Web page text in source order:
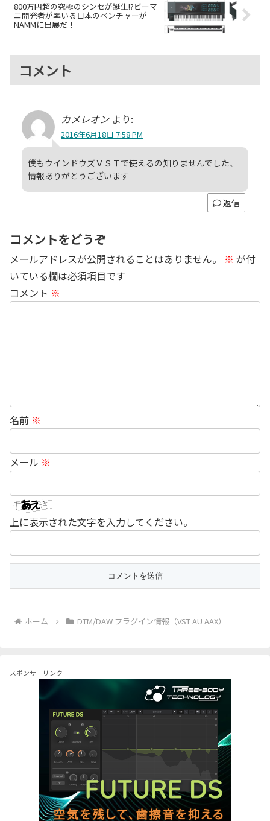
800万円超の究極のシンセが誕生!?ビーマ
ニ開発者が率いる日本のベンチャーが
NAMMに出展だ！
コメント
カメレオン より:
2016年6月18日 7:58 PM
僕もウインドウズＶＳＴで使えるの知りませんでした、
情報ありがとうございます
返信
コメントをどうぞ
メールアドレスが公開されることはありません。 ※ が付
いている欄は必須項目です
コメント ※
名前 ※
メール ※
上に表示された文字を入力してください。
ホーム DTM/DAW プラグイン情報（VST AU AAX）
スポンサーリンク